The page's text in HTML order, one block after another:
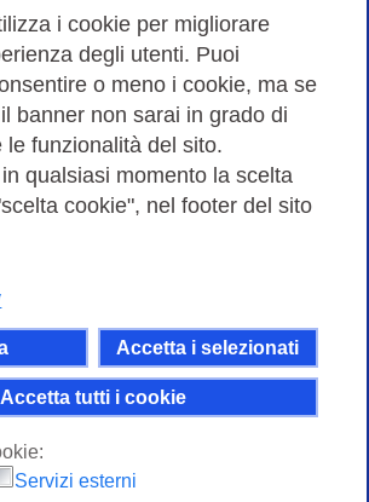
i cookie per migliorare
degli utenti. Puoi
o meno i cookie, ma se
banner non sarai in grado di
le funzionalità del sito.
qualsiasi momento la scelta
cookie", nel footer del sito
Accetta i selezionati
Accetta tutti i cookie
Servizi esterni
trasparente
di Gara
- Via dei Tizii, 6 - 00185 Roma | Tel.
– PI 07577141000 | Codice
7EU9KEU |
sito e' rilasciato, tranne dove
secondo i termini della licenza
Creative Commons
modo 4.0 Internazionale.